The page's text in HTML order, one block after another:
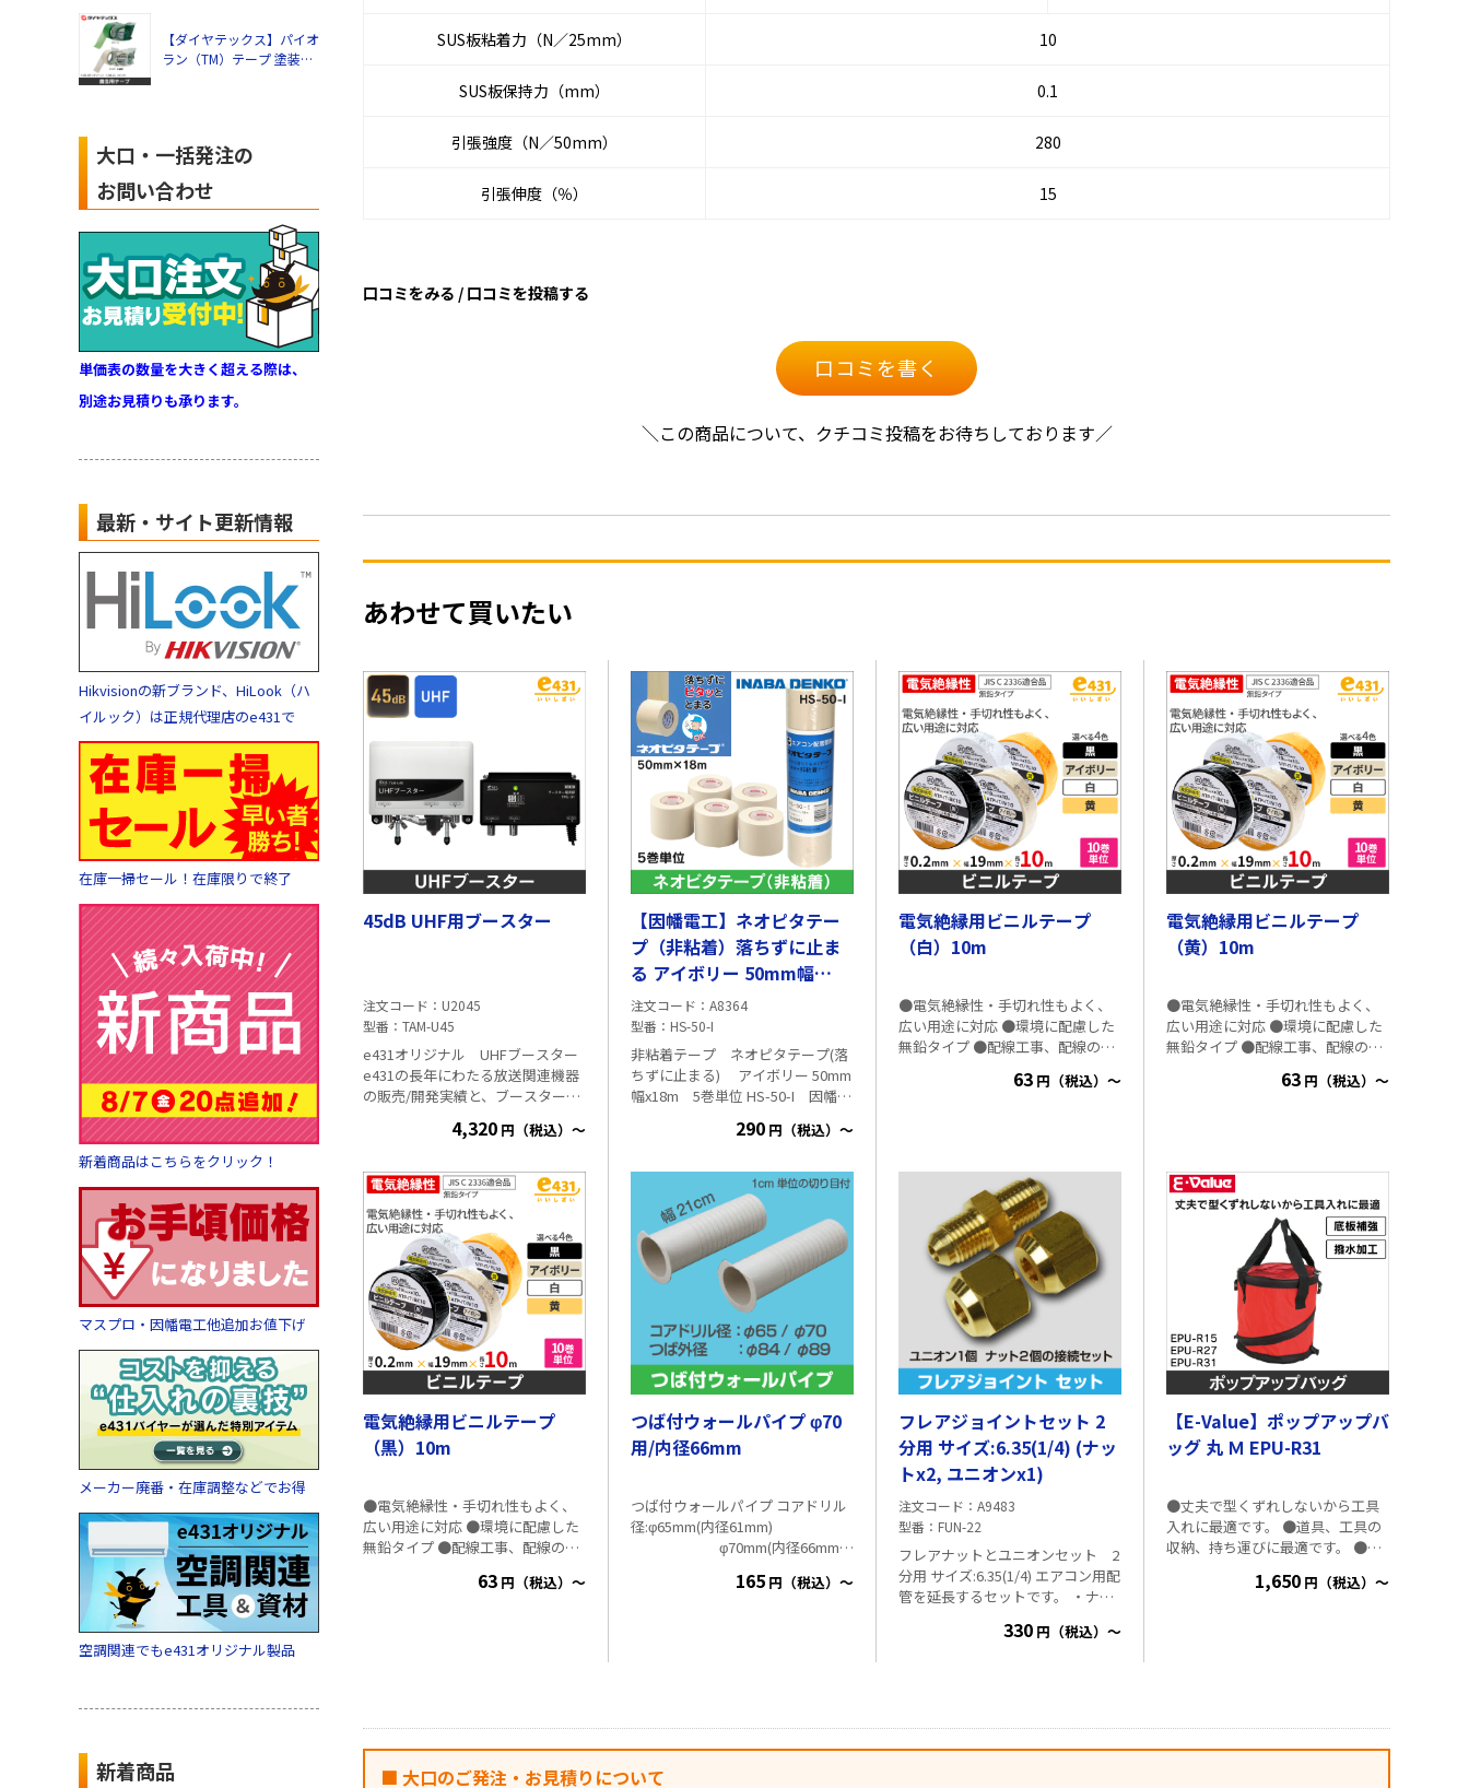
【ダイヤテックス】パイオ
ラン（TM）テープ 塗装・
大口・一括発注の
お問い合わせ
単価表の数量を大きく超える際は、
別途お見積りも承ります。
最新・サイト更新情報
Hikvisionの新ブランド、HiLook（ハ
イルック）は正規代理店のe431で
在庫一掃セール！在庫限りで終了
新着商品はこちらをクリック！
マスプロ・因幡電工他追加お値下げ
メーカー廃番・在庫調整などでお得
空調関連でもe431オリジナル製品
新着商品
SUS板粘着力（N／25mm） 10
SUS板保持力（mm） 0.1
引張強度（N／50mm） 280
引張伸度（％） 15
口コミをみる / 口コミを投稿する
口コミを書く
＼この商品について、クチコミ投稿をお待ちしております／
あわせて買いたい
45dB UHF用ブースター
注文コード
U2045
型番
TAM-U45
e431オリジナル UHFブースター
e431の長年にわたる放送関連機器
の販売/開発実績と、ブースター販
品の開発に注ぎ込みました。 お客
ってきたe431だからできた、プロ
向け特化型のブースターです。 ・
高利得 45dB 業界トップクラス
ブースター利得45dBと業界トッ
プクラス。 余裕ある利得で設置
場所・地域を選ばずご利用いただ
けます。 45dB/35dB/30dB対応
・高シールド・低雑音 UHF1.5dB
以下 シールドケースにはダイキ
ャスト一体型の構造を採用。シー
ルド性能を強化。 外来電波の影
年劣化にも強いため、長く安心し
てお使い頂けます。 ・電源部プラ
・各メーカーのアンテナで動作確
認済 ■附属品 F型接栓（5Cケーブ
ル用） 4個 防水キャップ
（大） 2個 取扱説明書 1部
4,320 円（税込）～
【因幡電工】ネオピタテー
プ（非粘着）落ちずに止ま
る アイボリー 50mm幅
×18m 5巻単位 HS-50-I
注文コード
A8364
型番
HS-50-I
非粘着テープ ネオピタテープ(落
ちずに止まる) アイボリー 50mm
幅x18m 5巻単位 HS-50-I 因幡電
る、非粘着性のテープです ・作業
テープがほどける事がありません
長さ:18m 5巻単位でご注文くださ
290 円（税込）～
電気絶縁用ビニルテープ
（白）10m
●電気絶縁性・手切れ性もよく、
広い用途に対応 ●環境に配慮した
無鉛タイプ ●配線工事、配線の識
カラーバリエーション ●JIS C
備考：JIS C 2336 A種 JQA 認証番
号：JQTW08009（電気絶縁用ポリ
塩化ビニル粘着テープ） ・包装：
PP包装（1巻）×シュリンクパッ
ク（10巻）
63 円（税込）～
電気絶縁用ビニルテープ
（黄）10m
●電気絶縁性・手切れ性もよく、
広い用途に対応 ●環境に配慮した
無鉛タイプ ●配線工事、配線の識
カラーバリエーション ●JIS C
備考：JIS C 2336 A種 JQA 認証番
号：JQTW08009（電気絶縁用ポリ
塩化ビニル粘着テープ） ・包装：
PP包装（1巻）×シュリンクパッ
63 円（税込）～
電気絶縁用ビニルテープ
（黒）10m
●電気絶縁性・手切れ性もよく、
広い用途に対応 ●環境に配慮した
無鉛タイプ ●配線工事、配線の識
カラーバリエーション ●JIS C
PP包装（1巻）×シュリンクパッ
ク（10巻）
63 円（税込）～
つば付ウォールパイプ φ70
用/内径66mm
つば付ウォールパイプ コアドリル
径:φ65mm(内径61mm)
φ70mm(内径66mm)
165 円（税込）～
フレアジョイントセット 2
分用 サイズ:6.35(1/4) (ナッ
トx2, ユニオンx1)
注文コード
A9483
型番
FUN-22
フレアナットとユニオンセット 2
分用 サイズ:6.35(1/4) エアコン用配
管を延長するセットです。 ・ナッ
にご利用下さい。330 円（税込）～
【E-Value】ポップアップバ
ッグ 丸 Ｍ EPU-R31
●丈夫で型くずれしないから工具
入れに最適です。 ●道具、工具の
収納、持ち運びに最適です。 ●強
しっかり自立します。 ●ビニール
高さ：約100mm ・直径：約
150mm EPU-R27 ・伸ばした時の高
1,650 円（税込）～
■ 大口のご発注・お見積りについて